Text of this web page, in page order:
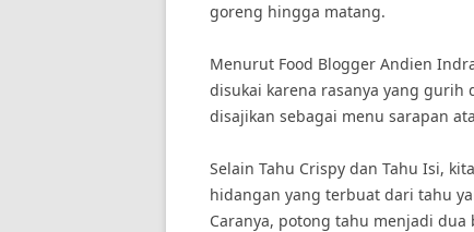
goreng hingga matang.
Menurut Food Blogger Andien
disukai karena rasanya yang gurih
disajikan sebagai menu sarapan
Selain Tahu Crispy dan Tahu Isi,
hidangan yang terbuat dari tahu
Caranya, potong tahu menjadi